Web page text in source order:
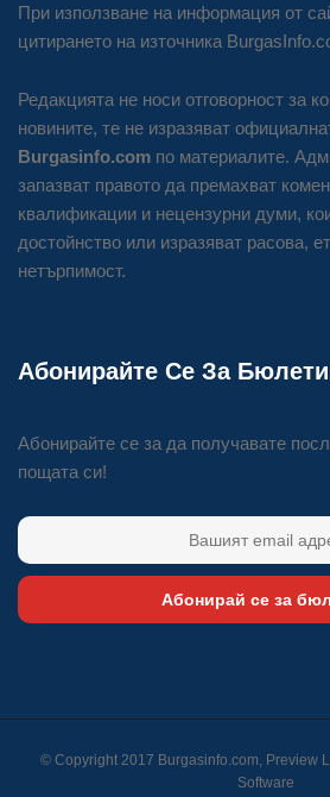
При използване на информация от
цитирането на източника
Редакцията не носи отговорност за
новините, те не изразяват
Burgasinfo.com по материалите.
запазват правото да премахват
квалификации и нецензурни думи,
достойнство или изразяват расова,
нетърпимост.
Абонирайте Се За
Абонирайте се за да получавате
пощата си!
Абонирай се за
© Copyright 2017 Burgasinfo.com, Preview
Software